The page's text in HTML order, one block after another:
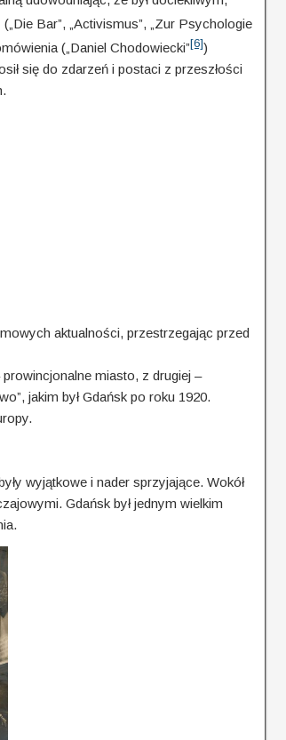
Bar”, „Activismus”, „Zur Psychologie
(„Daniel Chodo­wiecki” [6])
się do zdarzeń i postaci z przeszłości
aktualności, przestrzegając przed
miasto, z drugiej –
jakim był Gdańsk po roku 1920.
wyjątkowe i nader sprzyjające. Wokół
Gdańsk był jednym wielkim